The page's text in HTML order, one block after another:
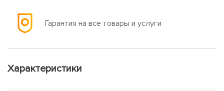
Гарантия на все товары и услуги
Характеристики